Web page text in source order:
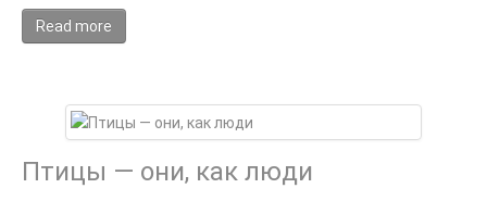
Read more
Птицы — они, как люди